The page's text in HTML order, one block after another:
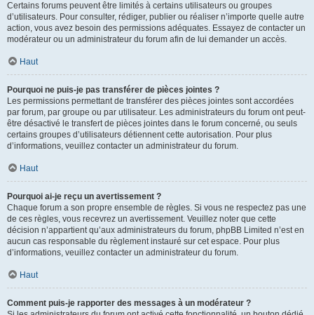
Certains forums peuvent être limités à certains utilisateurs ou groupes
d’utilisateurs. Pour consulter, rédiger, publier ou réaliser n’importe quelle autre
action, vous avez besoin des permissions adéquates. Essayez de contacter un
modérateur ou un administrateur du forum afin de lui demander un accès.
Haut
Pourquoi ne puis-je pas transférer de pièces jointes ?
Les permissions permettant de transférer des pièces jointes sont accordées
par forum, par groupe ou par utilisateur. Les administrateurs du forum ont peut-
être désactivé le transfert de pièces jointes dans le forum concerné, ou seuls
certains groupes d’utilisateurs détiennent cette autorisation. Pour plus
d’informations, veuillez contacter un administrateur du forum.
Haut
Pourquoi ai-je reçu un avertissement ?
Chaque forum a son propre ensemble de règles. Si vous ne respectez pas une
de ces règles, vous recevrez un avertissement. Veuillez noter que cette
décision n’appartient qu’aux administrateurs du forum, phpBB Limited n’est en
aucun cas responsable du règlement instauré sur cet espace. Pour plus
d’informations, veuillez contacter un administrateur du forum.
Haut
Comment puis-je rapporter des messages à un modérateur ?